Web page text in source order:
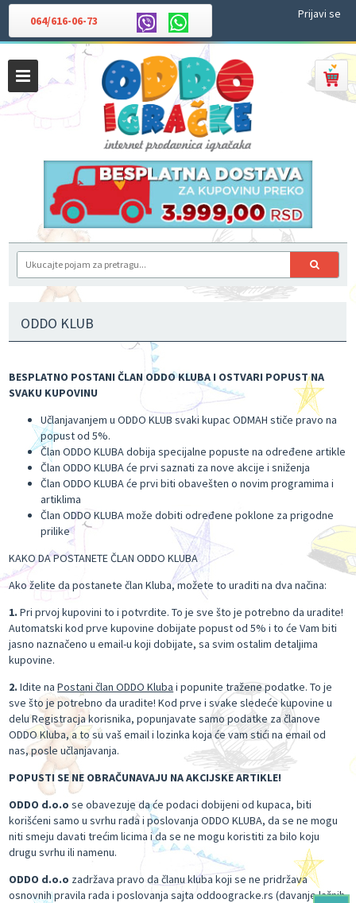
064/616-06-73 Prijavi se
ODDO KLUB
BESPLATNO POSTANI ČLAN ODDO KLUBA I OSTVARI POPUST NA
SVAKU KUPOVINU
Učlanjavanjem u ODDO KLUB svaki kupac ODMAH stiče pravo na
popust od 5%.
Član ODDO KLUBA dobija specijalne popuste na određene artikle
Član ODDO KLUBA će prvi saznati za nove akcije i sniženja
Član ODDO KLUBA će prvi biti obavešten o novim programima i
artiklima
Član ODDO KLUBA može dobiti određene poklone za prigodne
prilike
KAKO DA POSTANETE ČLAN ODDO KLUBA
Ako želite da postanete član Kluba, možete to uraditi na dva načina:
1. Pri prvoj kupovini to i potvrdite. To je sve što je potrebno da uradite!
Automatski kod prve kupovine dobijate popust od 5% i to će Vam biti
jasno naznačeno u email-u koji dobijate, sa svim ostalim detaljima
kupovine.
2. Idite naPostani član ODDO Kluba i popunite tražene podatke. To je
sve što je potrebno da uradite! Kod prve i svake sledeće kupovine u
delu Registracja korisnika, popunjavate samo podatke za članove
ODDO Kluba, a to su vaš email i lozinka koja će vam stići na email od
nas, posle učlanjavanja.
POPUSTI SE NE OBRAČUNAVAJU NA AKCIJSKE ARTIKLE!
ODDO d.o.o se obavezuje da će podaci dobijeni od kupaca, biti
korišćeni samo u svrhu rada i poslovanja ODDO KLUBA, da se ne mogu
niti smeju davati trećim licima i da se ne mogu koristiti za bilo koju
drugu svrhu ili namenu.
ODDO d.o.o zadržava pravo da članu kluba koji se ne pridržava
osnovnih pravila rada i poslovanja sajta oddoogracke.rs (davanje lažnih